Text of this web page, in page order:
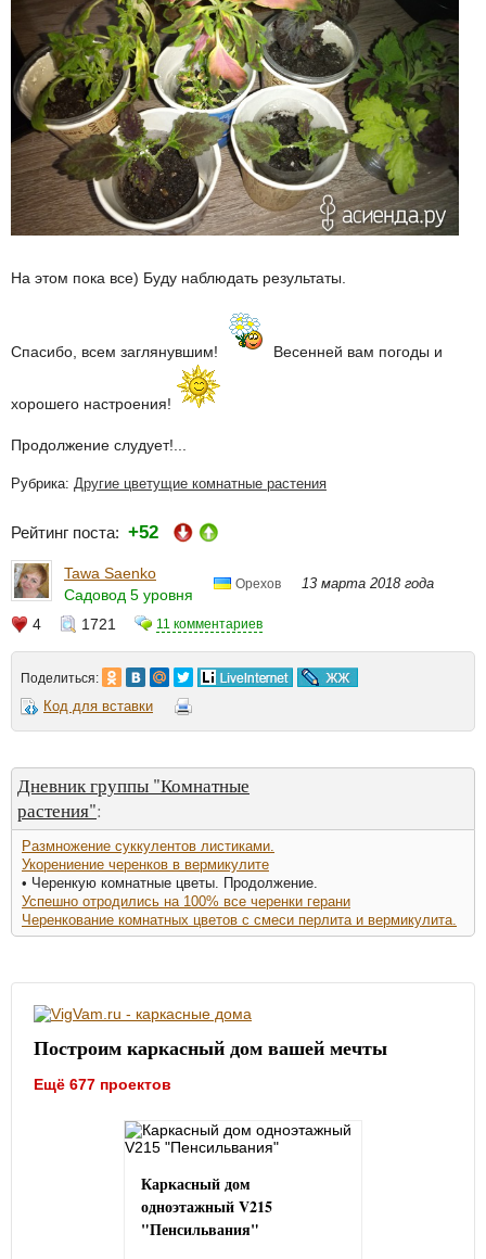
На этом пока все) Буду наблюдать результаты.
Спасибо, всем заглянувшим! Весенней вам погоды и
хорошего настроения!
Продолжение слудует!...
Рубрика: Другие цветущие комнатные растения
Рейтинг поста: +52
Tawa Saenko
Садовод 5 уровня
Орехов 13 марта 2018 года
4 1721 11 комментариев
Поделиться:
Код для вставки
Дневник группы "Комнатные
растения":
Размножение суккулентов листиками.
Укорениение черенков в вермикулите
• Черенкую комнатные цветы. Продолжение.
Успешно отродились на 100% все черенки герани
Черенкование комнатных цветов с смеси перлита и вермикулита.
Построим каркасный дом вашей мечты
Ещё 677 проектов
Каркасный дом
одноэтажный V215
"Пенсильвания"